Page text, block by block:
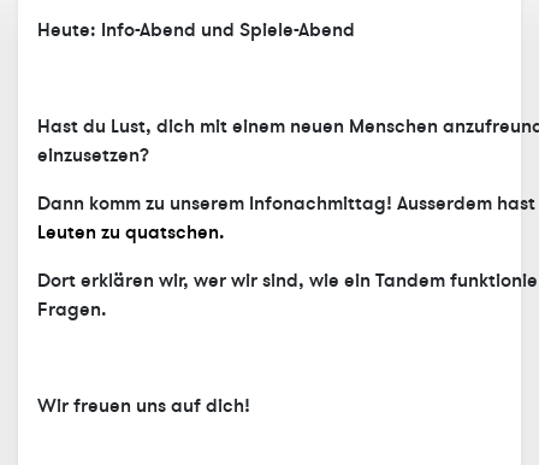
Heute: Info-Abend und Spiele-Abend
Hast du Lust, dich mit einem neuen Menschen
einzusetzen?
Dann komm zu unserem Infonachmittag! Ausserdem
Leuten zu quatschen.
Dort erklären wir, wer wir sind, wie ein Tandem
Fragen.
Wir freuen uns auf dich!